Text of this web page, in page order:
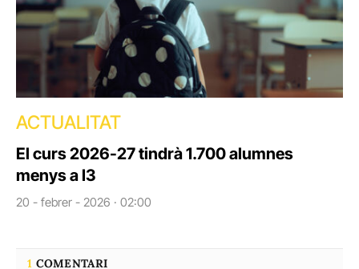
ACTUALITAT
El curs 2026-27 tindrà 1.700 alumnes
menys a I3
20 - febrer - 2026 · 02:00
1 COMENTARI